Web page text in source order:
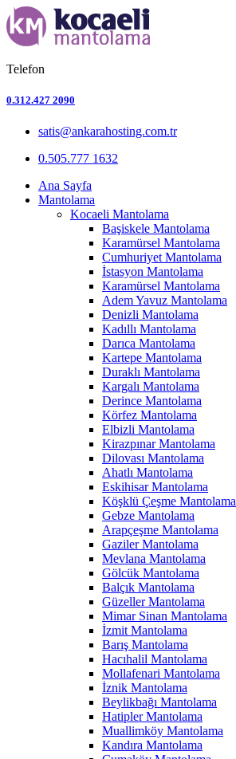
Telefon
0.312.427 2090
satis@ankarahosting.com.tr
0.505.777 1632
Ana Sayfa
Mantolama
Kocaeli Mantolama
Başiskele Mantolama
Karamürsel Mantolama
Cumhuriyet Mantolama
İstasyon Mantolama
Karamürsel Mantolama
Adem Yavuz Mantolama
Denizli Mantolama
Kadıllı Mantolama
Darıca Mantolama
Kartepe Mantolama
Duraklı Mantolama
Kargalı Mantolama
Derince Mantolama
Körfez Mantolama
Elbizli Mantolama
Kirazpınar Mantolama
Dilovası Mantolama
Ahatlı Mantolama
Eskihisar Mantolama
Köşklü Çeşme Mantolama
Gebze Mantolama
Arapçeşme Mantolama
Gaziler Mantolama
Mevlana Mantolama
Gölcük Mantolama
Balçık Mantolama
Güzeller Mantolama
Mimar Sinan Mantolama
İzmit Mantolama
Barış Mantolama
Hacıhalil Mantolama
Mollafenari Mantolama
İznik Mantolama
Beylikbağı Mantolama
Hatipler Mantolama
Muallimköy Mantolama
Kandıra Mantolama